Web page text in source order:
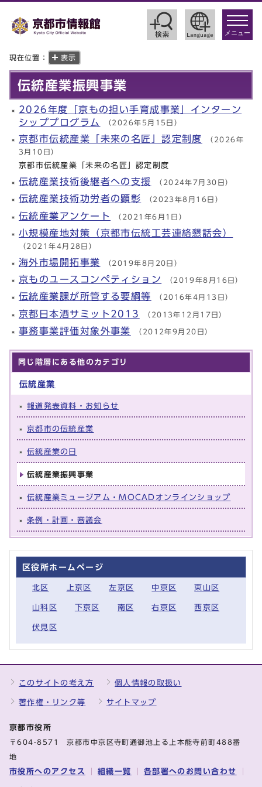
toggle
メニュー
現在位置： 表示
伝統産業振興事業
2026年度「京もの担い手育成事業」インターン
シッププログラム （2026年5月15日）
京都市伝統産業「未来の名匠」認定制度
（2026年
3月10日）
京都市伝統産業「未来の名匠」認定制度
伝統産業技術後継者への支援 （2024年7月30日）
伝統産業技術功労者の顕彰 （2023年8月16日）
伝統産業アンケート （2021年6月1日）
小規模産地対策（京都市伝統工芸連絡懇話会）
（2021年4月28日）
海外市場開拓事業 （2019年8月20日）
京ものユースコンペティション （2019年8月16日）
伝統産業課が所管する要綱等 （2016年4月13日）
京都日本酒サミット2013 （2013年12月17日）
事務事業評価対象外事業 （2012年9月20日）
同じ階層にある他のカテゴリ
伝統産業
報道発表資料・お知らせ
京都市の伝統産業
伝統産業の日
伝統産業振興事業
伝統産業ミュージアム・MOCADオンラインショップ
条例・計画・審議会
区役所ホームページ
北区 上京区 左京区 中京区 東山区
山科区 下京区 南区 右京区 西京区
伏見区
このサイトの考え方 個人情報の取扱い
著作権・リンク等 サイトマップ
京都市役所
〒604-8571 京都市中京区寺町通御池上る上本能寺前町488番
地
市役所へのアクセス 組織一覧 各部署へのお問い合わせ